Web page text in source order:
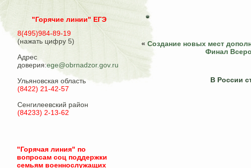
"Горячие линии" ЕГЭ
8(495)984-89-19
(нажать цифру 5)
Адрес
доверия:ege@obrnadzor.gov.ru
Ульяновская область
(8422) 21-42-57
Сенгилеевский район
(84233) 2-13-62
"Горячая линия" по
вопросам соц поддержки
семьям военнослужащих
«Создание новых мест
Финал
В России